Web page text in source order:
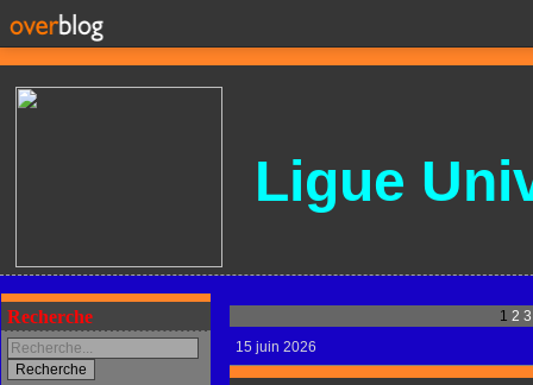
Ligue
Recherche 1 2 3
15 juin 2026